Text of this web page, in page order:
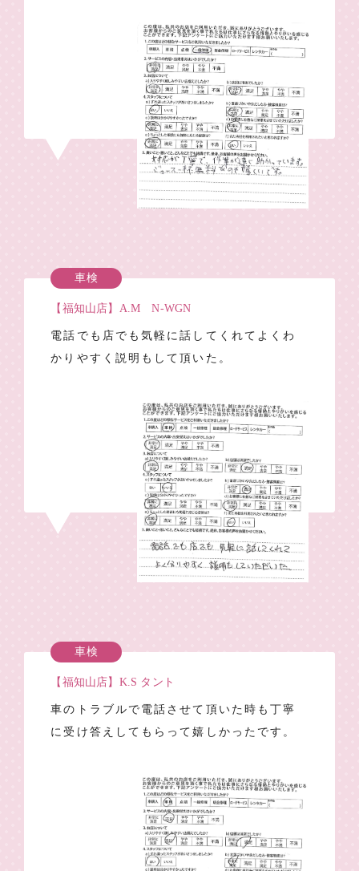
車検
【福知山店】A.M N-WGN
電話でも店でも気軽に話してくれてよくわ
かりやすく説明もして頂いた。
車検
【福知山店】K.S タント
車のトラブルで電話させて頂いた時も丁寧
に受け答えしてもらって嬉しかったです。